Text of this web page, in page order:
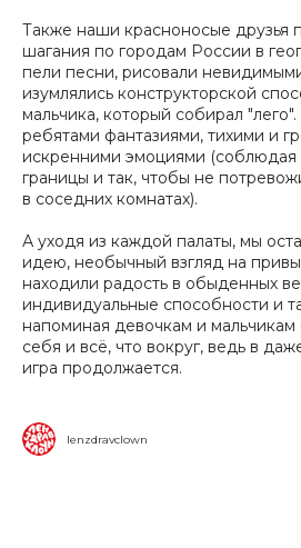
Также наши красноносые друзья
шагания по городам России в
пели песни, рисовали
изумлялись конструкторской
мальчика, который собирал
ребятами фантазиями, тихими и
искренними эмоциями (соблюдая
границы и так, чтобы не
в соседних комнатах).
А уходя из каждой палаты, мы
идею, необычный взгляд на
находили радость в обыденных
индивидуальные способности и
напоминая девочкам и мальчикам
себя и всё, что вокруг, ведь в
игра продолжается.
lenzdravclown